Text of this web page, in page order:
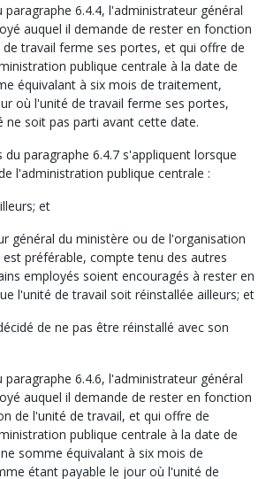
paragraphe 6.4.4, l'administrateur général
auquel il demande de rester en fonction
travail ferme ses portes, et qui offre de
publique centrale à la date de
équivalant à six mois de traitement,
où l'unité de travail ferme ses portes,
ne soit pas parti avant cette date.
du paragraphe 6.4.7 s'appliquent lorsque
l'administration publique centrale :
et
général du ministère ou de l'organisation
préférable, compte tenu des autres
employés soient encouragés à rester en
l'unité de travail soit réinstallée ailleurs; et
de ne pas être réinstallé avec son
paragraphe 6.4.6, l'administrateur général
auquel il demande de rester en fonction
de l'unité de travail, et qui offre de
publique centrale à la date de
somme équivalant à six mois de
étant payable le jour où l'unité de